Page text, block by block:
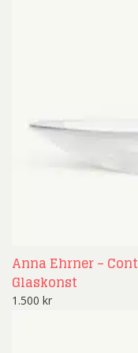
Anna Ehrner –
Glaskonst
1.500 kr